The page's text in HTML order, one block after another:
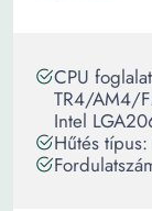
CPU
TR4/AM4/
Intel
Hűtés